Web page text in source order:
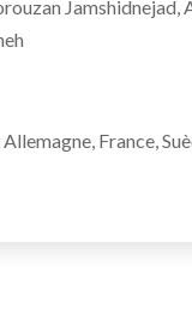
Jamshidnejad,
France,